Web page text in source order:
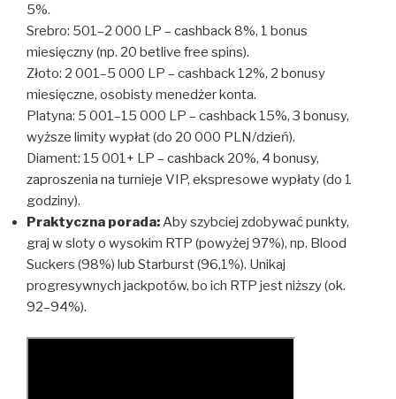
5%.
Srebro: 501–2 000 LP – cashback 8%, 1 bonus
miesięczny (np. 20 betlive free spins).
Złoto: 2 001–5 000 LP – cashback 12%, 2 bonusy
miesięczne, osobisty menedżer konta.
Platyna: 5 001–15 000 LP – cashback 15%, 3 bonusy,
wyższe limity wypłat (do 20 000 PLN/dzień).
Diament: 15 001+ LP – cashback 20%, 4 bonusy,
zaproszenia na turnieje VIP, ekspresowe wypłaty (do 1
godziny).
Praktyczna porada:Aby szybciej zdobywać punkty,
graj w sloty o wysokim RTP (powyżej 97%), np. Blood
Suckers (98%) lub Starburst (96,1%). Unikaj
progresywnych jackpotów, bo ich RTP jest niższy (ok.
92–94%).